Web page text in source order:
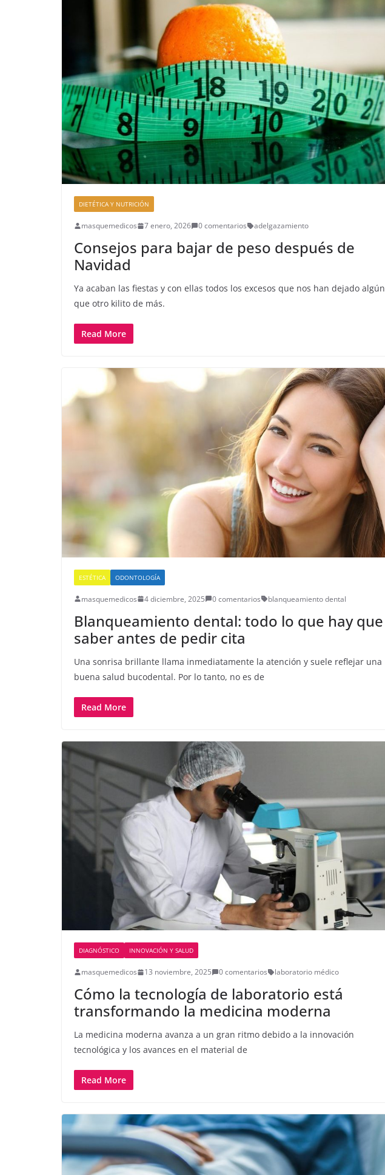
DIETÉTICA Y NUTRICIÓN
masquemedicos 7 enero, 2026 0 comentarios adelgazamiento
Consejos para bajar de peso después de
Navidad
Ya acaban las fiestas y con ellas todos los excesos que nos han dejado algún
que otro kilito de más.
Read More
ESTÉTICA ODONTOLOGÍA
masquemedicos 4 diciembre, 2025 0 comentarios blanqueamiento dental
Blanqueamiento dental: todo lo que hay que
saber antes de pedir cita
Una sonrisa brillante llama inmediatamente la atención y suele reflejar una
buena salud bucodental. Por lo tanto, no es de
Read More
DIAGNÓSTICO INNOVACIÓN Y SALUD
masquemedicos 13 noviembre, 2025 0 comentarios laboratorio médico
Cómo la tecnología de laboratorio está
transformando la medicina moderna
La medicina moderna avanza a un gran ritmo debido a la innovación
tecnológica y los avances en el material de
Read More